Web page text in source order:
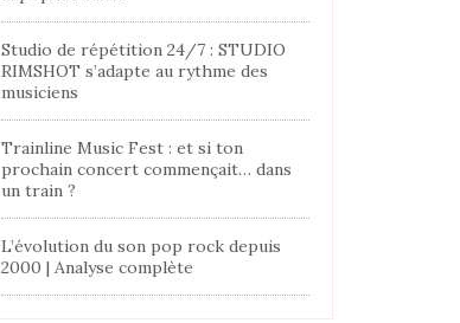
Studio de répétition 24/7 : STUDIO
RIMSHOT s’adapte au rythme des
musiciens
Trainline Music Fest : et si ton
prochain concert commençait… dans
un train ?
L’évolution du son pop rock depuis
2000 | Analyse complète